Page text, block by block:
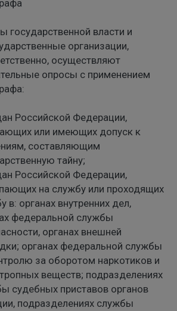
государственной власти и
организации,
осуществляют
опросы с применением
Российской Федерации,
или имеющих допуск к
составляющим
тайну;
Российской Федерации,
на службу или проходящих
в: органах внутренних дел,
федеральной службы
органах внешней
органах федеральной службы
за оборотом наркотиков и
веществ; подразделениях
судебных приставов органов
подразделениях службы